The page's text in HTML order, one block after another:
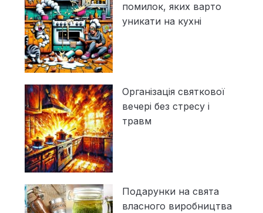
помилок, яких варто
уникати на кухні
Організація святкової
вечері без стресу і
травм
Подарунки на свята
власного виробництва